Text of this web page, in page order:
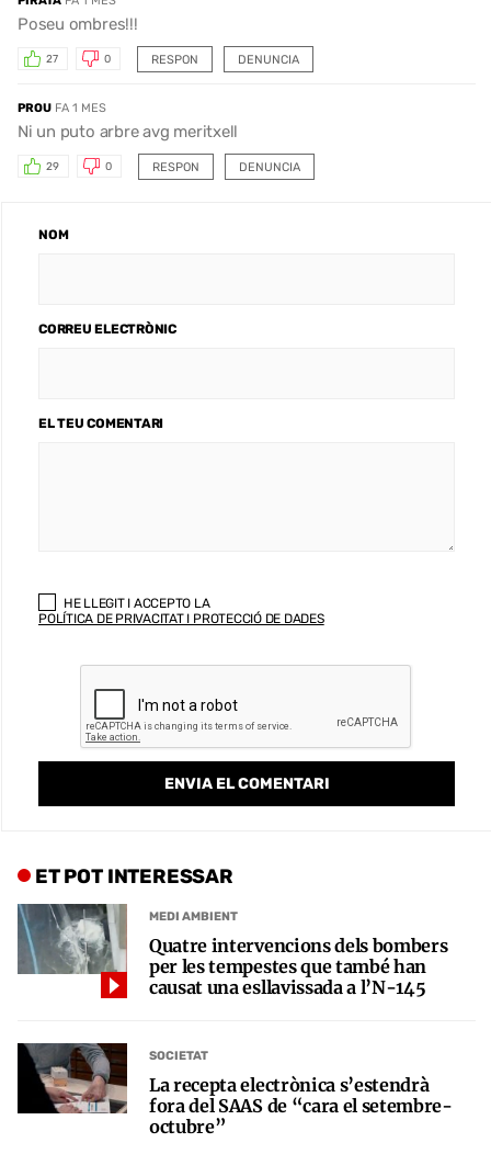
Poseu ombres!!!
RESPON
27 0 DENUNCIA
PROU FA 1 MES
Ni un puto arbre avg meritxell
RESPON
29 0 DENUNCIA
NOM
CORREU ELECTRÒNIC
EL TEU COMENTARI
HE LLEGIT I ACCEPTO LA
POLÍTICA DE PRIVACITAT I PROTECCIÓ DE DADES
ET POT INTERESSAR
MEDI AMBIENT
Quatre intervencions dels bombers
per les tempestes que també han
causat una esllavissada a l’N-145
SOCIETAT
La recepta electrònica s’estendrà
fora del SAAS de “cara el setembre-
octubre”